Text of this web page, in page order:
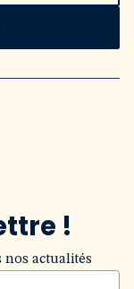
!
actualités